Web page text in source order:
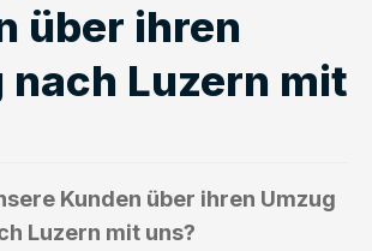
über ihren
nach Luzern mit
Kunden über ihren Umzug
Luzern mit uns?